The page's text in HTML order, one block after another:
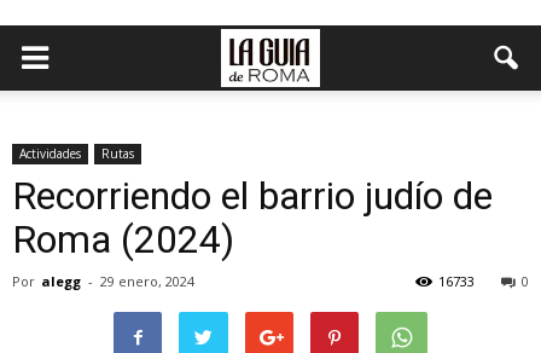
Actividades Rutas
Recorriendo el barrio judío de
Roma (2024)
Por alegg - 29 enero, 2024 0
16733